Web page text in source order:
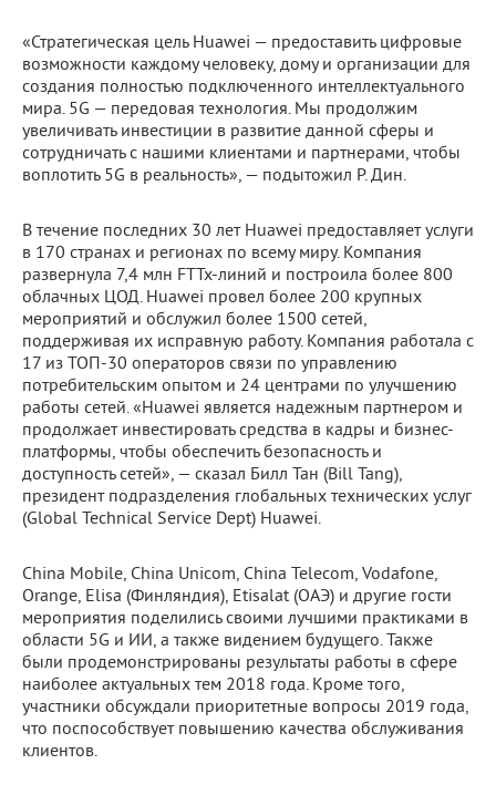
«Стратегическая цель Huawei — предоставить цифровые
возможности каждому человеку, дому и организации для
создания полностью подключенного интеллектуального
мира. 5G — передовая технология. Мы продолжим
увеличивать инвестиции в развитие данной сферы и
сотрудничать с нашими клиентами и партнерами, чтобы
воплотить 5G в реальность», — подытожил Р. Дин.
В течение последних 30 лет Huawei предоставляет услуги
в 170 странах и регионах по всему миру. Компания
развернула 7,4 млн FTTx-линий и построила более 800
облачных ЦОД. Huawei провел более 200 крупных
мероприятий и обслужил более 1500 сетей,
поддерживая их исправную работу. Компания работала с
17 из ТОП-30 операторов связи по управлению
потребительским опытом и 24 центрами по улучшению
работы сетей. «Huawei является надежным партнером и
продолжает инвестировать средства в кадры и бизнес-
платформы, чтобы обеспечить безопасность и
доступность сетей», — сказал Билл Тан (Bill Tang),
президент подразделения глобальных технических услуг
(Global Technical Service Dept) Huawei.
China Mobile, China Unicom, China Telecom, Vodafone,
Orange, Elisa (Финляндия), Etisalat (ОАЭ) и другие гости
мероприятия поделились своими лучшими практиками в
области 5G и ИИ, а также видением будущего. Также
были продемонстрированы результаты работы в сфере
наиболее актуальных тем 2018 года. Кроме того,
участники обсуждали приоритетные вопросы 2019 года,
что поспособствует повышению качества обслуживания
клиентов.